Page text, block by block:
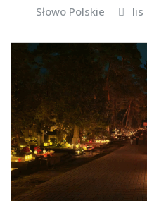
Słowo Polskie lis